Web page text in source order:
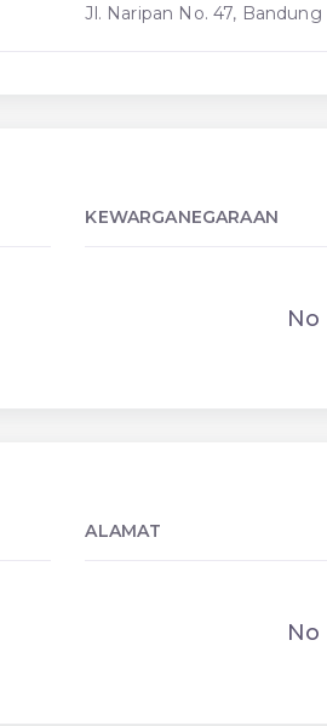
Jl. Naripan No. 47, Bandung
KEWARGANEGARAAN
No
ALAMAT
No